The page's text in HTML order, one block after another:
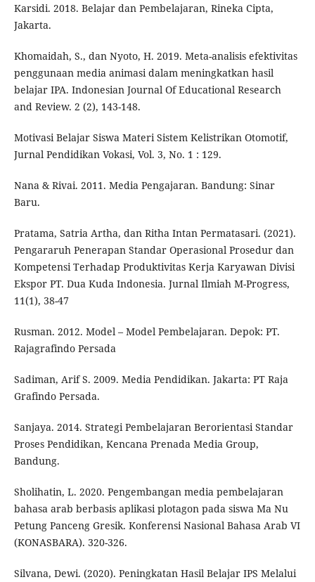
Karsidi. 2018. Belajar dan Pembelajaran, Rineka Cipta,
Jakarta.
Khomaidah, S., dan Nyoto, H. 2019. Meta-analisis efektivitas
penggunaan media animasi dalam meningkatkan hasil
belajar IPA. Indonesian Journal Of Educational Research
and Review. 2 (2), 143-148.
Motivasi Belajar Siswa Materi Sistem Kelistrikan Otomotif,
Jurnal Pendidikan Vokasi, Vol. 3, No. 1 : 129.
Nana & Rivai. 2011. Media Pengajaran. Bandung: Sinar
Baru.
Pratama, Satria Artha, dan Ritha Intan Permatasari. (2021).
Pengararuh Penerapan Standar Operasional Prosedur dan
Kompetensi Terhadap Produktivitas Kerja Karyawan Divisi
Ekspor PT. Dua Kuda Indonesia. Jurnal Ilmiah M-Progress,
11(1), 38-47
Rusman. 2012. Model – Model Pembelajaran. Depok: PT.
Rajagrafindo Persada
Sadiman, Arif S. 2009. Media Pendidikan. Jakarta: PT Raja
Grafindo Persada.
Sanjaya. 2014. Strategi Pembelajaran Berorientasi Standar
Proses Pendidikan, Kencana Prenada Media Group,
Bandung.
Sholihatin, L. 2020. Pengembangan media pembelajaran
bahasa arab berbasis aplikasi plotagon pada siswa Ma Nu
Petung Panceng Gresik. Konferensi Nasional Bahasa Arab VI
(KONASBARA). 320-326.
Silvana, Dewi. (2020). Peningkatan Hasil Belajar IPS Melalui